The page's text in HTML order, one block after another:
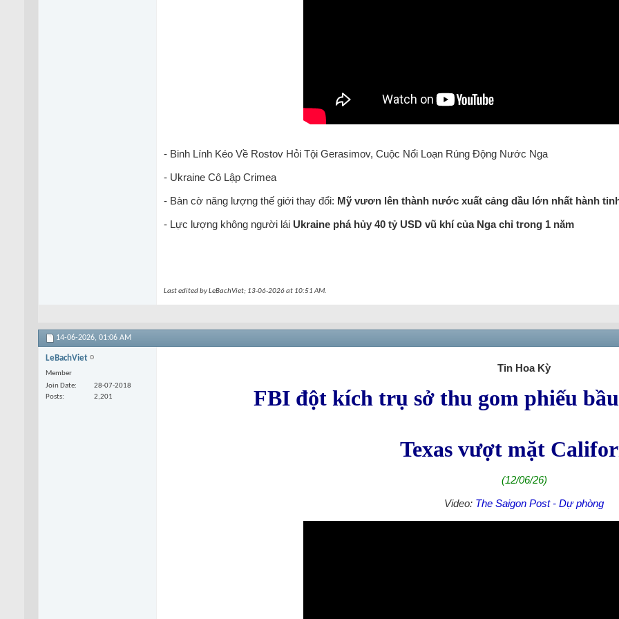
- Binh Lính Kéo Về Rostov Hỏi Tội Gerasimov, Cuộc Nổi Loạn Rúng Động Nước Nga
- Ukraine Cô Lập Crimea
- Bàn cờ năng lượng thế giới thay đổi: Mỹ vươn lên thành nước xuất cảng dầu lớn nhất hành
- Lực lượng không người lái Ukraine phá hủy 40 tỷ USD vũ khí của Nga chỉ trong 1 năm
Last edited by LeBachViet; 13-06-2026 at 10:51 AM.
14-06-2026, 01:06 AM
LeBachViet
Member
Join Date
28-07-2018
Posts
2,201
Tin Hoa Kỳ
FBI đột kích trụ sở thu gom phiếu
Texas vượt mặt
(12/06/26)
Video: The Saigon Post - Dự phòng